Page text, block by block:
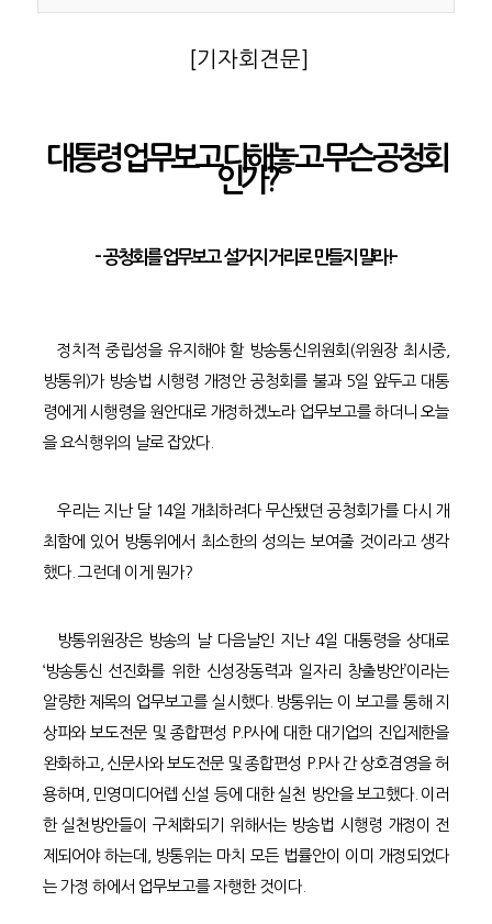
[기자회견문]
대통령 업무보고 다해놓고 무슨 공청회
인가?
-공청회를 업무보고 설거지 거리로 만들지 말라!-
정치적 중립성을 유지해야 할 방송통신위원회(위원장 최시중,
방통위)가 방송법 시행령 개정안 공청회를 불과 5일 앞두고 대통
령에게 시행령을 원안대로 개정하겠노라 업무보고를 하더니 오늘
을 요식행위의 날로 잡았다.
우리는 지난 달 14일 개최하려다 무산됐던 공청회가를 다시 개
최함에 있어 방통위에서 최소한의 성의는 보여줄 것이라고 생각
했다. 그런데 이게 뭔가?
방통위원장은 방송의 날 다음날인 지난 4일 대통령을 상대로
‘방송통신 선진화를 위한 신성장동력과 일자리 창출방안’이라는
알량한 제목의 업무보고를 실시했다. 방통위는 이 보고를 통해 지
상파와 보도전문 및 종합편성 P.P사에 대한 대기업의 진입제한을
완화하고, 신문사와 보도전문 및 종합편성 P.P사 간 상호겸영을 허
용하며, 민영미디어렙 신설 등에 대한 실천 방안을 보고했다. 이러
한 실천방안들이 구체화되기 위해서는 방송법 시행령 개정이 전
제되어야 하는데, 방통위는 마치 모든 법률안이 이미 개정되었다
는 가정 하에서 업무보고를 자행한 것이다.